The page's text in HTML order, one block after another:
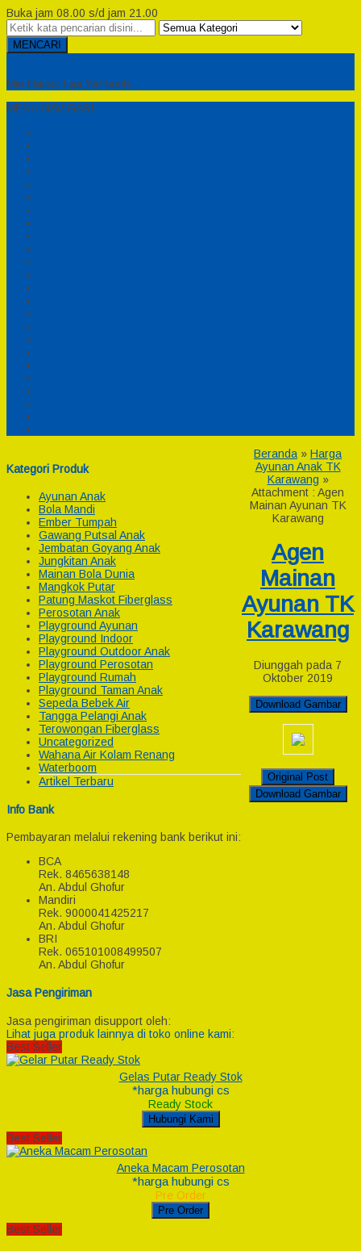
Buka jam 08.00 s/d jam 21.00
MENCARI
Min Haitsu Laa Yahtasib
MENU NAVIGASI
Kategori Produk
Ayunan Anak
Bola Mandi
Ember Tumpah
Gawang Putsal Anak
Jembatan Goyang Anak
Jungkitan Anak
Mainan Bola Dunia
Mangkok Putar
Patung Maskot Fiberglass
Perosotan Anak
Playground Ayunan
Playground Indoor
Playground Outdoor Anak
Playground Perosotan
Playground Rumah
Playground Taman Anak
Sepeda Bebek Air
Tangga Pelangi Anak
Terowongan Fiberglass
Uncategorized
Wahana Air Kolam Renang
Waterboom
Artikel Terbaru
Info Bank
Pembayaran melalui rekening bank berikut ini:
BCA
Rek. 8465638148
An. Abdul Ghofur
Mandiri
Rek. 9000041425217
An. Abdul Ghofur
BRI
Rek. 065101008499507
An. Abdul Ghofur
Jasa Pengiriman
Jasa pengiriman disupport oleh:
Beranda » Harga
Ayunan Anak TK
Karawang »
Attachment : Agen
Mainan Ayunan TK
Karawang
Agen
Mainan
Ayunan TK
Karawang
Diunggah pada 7
Oktober 2019
Download Gambar
Original Post
Download Gambar
Lihat juga produk lainnya di toko online kami:
Best Seller
Gelas Putar Ready Stok
*harga hubungi cs
Ready Stock
Hubungi Kami
Best Seller
Aneka Macam Perosotan
*harga hubungi cs
Pre Order
Pre Order
Best Seller